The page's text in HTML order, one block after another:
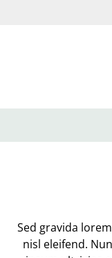
Sed gravida
nisl eleifend.